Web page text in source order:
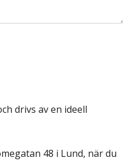
drivs av en ideell
48 i Lund, när du